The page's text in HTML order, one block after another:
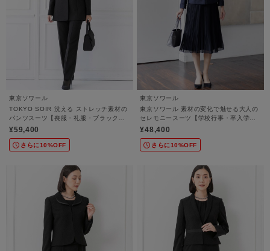
東京ソワール
TOKYO SOIR 洗える ストレッチ素材の
パンツスーツ【喪服・礼服・ブラックフ
ォーマル・セレモニー・学校行事・卒入
¥59,400
さらに10%OFF
東京ソワール
東京ソワール 素材の変化で魅せる大人の
セレモニースーツ【学校行事・卒入学
式・結婚式・七五三】
¥48,400
さらに10%OFF